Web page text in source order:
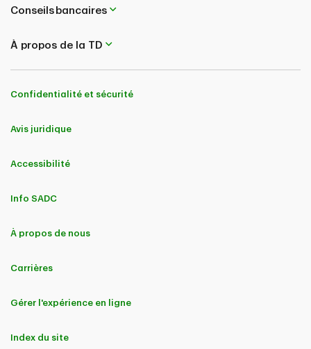
Conseils bancaires
À propos de la TD
Confidentialité et sécurité
Avis juridique
Accessibilité
Info SADC
À propos de nous
Carrières
Gérer l'expérience en ligne
Index du site